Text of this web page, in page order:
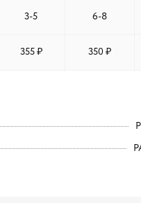
3-5 6-8
355 ₽ 350 ₽